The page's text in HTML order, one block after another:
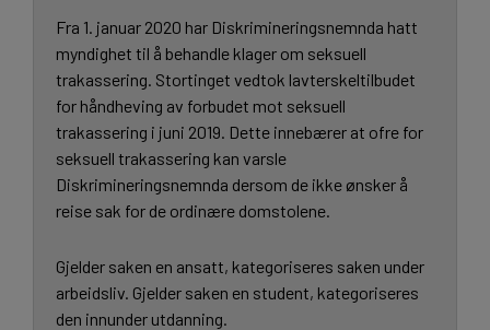
Fra 1. januar 2020 har Diskrimineringsnemnda hatt
myndighet til å behandle klager om seksuell
trakassering. Stortinget vedtok lavterskeltilbudet
for håndheving av forbudet mot seksuell
trakassering i juni 2019. Dette innebærer at ofre for
seksuell trakassering kan varsle
Diskrimineringsnemnda dersom de ikke ønsker å
reise sak for de ordinære domstolene.
Gjelder saken en ansatt, kategoriseres saken under
arbeidsliv. Gjelder saken en student, kategoriseres
den innunder utdanning.